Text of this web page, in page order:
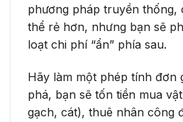
phương pháp truyền thống,
thể rẻ hơn, nhưng bạn sẽ
loạt chi phí “ẩn” phía sau.
Hãy làm một phép tính đơn
phá, bạn sẽ tốn tiền mua
gạch, cát), thuê nhân công